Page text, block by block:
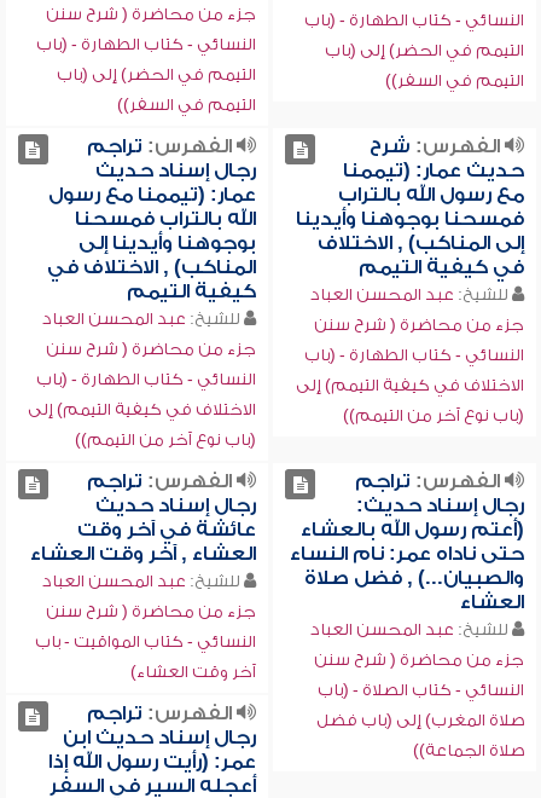
النسائي - كتاب الطهارة - (باب
التيمم في الحضر) إلى (باب
التيمم في السفر))
جزء من محاضرة ( شرح سنن
النسائي - كتاب الطهارة - (باب
التيمم في الحضر) إلى (باب
التيمم في السفر))
الفهرس: شرح
حديث عمار: (تيممنا
مع رسول الله بالتراب
فمسحنا بوجوهنا وأيدينا
إلى المناكب) , الاختلاف
في كيفية التيمم
للشيخ: عبد المحسن العباد
جزء من محاضرة ( شرح سنن
النسائي - كتاب الطهارة - (باب
الاختلاف في كيفية التيمم) إلى
(باب نوع آخر من التيمم))
الفهرس: تراجم
رجال إسناد حديث
عمار: (تيممنا مع رسول
الله بالتراب فمسحنا
بوجوهنا وأيدينا إلى
المناكب) , الاختلاف في
كيفية التيمم
للشيخ: عبد المحسن العباد
جزء من محاضرة ( شرح سنن
النسائي - كتاب الطهارة - (باب
الاختلاف في كيفية التيمم) إلى
(باب نوع آخر من التيمم))
الفهرس: تراجم
رجال إسناد حديث:
(أعتم رسول الله بالعشاء
حتى ناداه عمر: نام النساء
والصبيان...) , فضل صلاة
العشاء
للشيخ: عبد المحسن العباد
جزء من محاضرة ( شرح سنن
النسائي - كتاب الصلاة - (باب
صلاة المغرب) إلى (باب فضل
صلاة الجماعة))
الفهرس: تراجم
رجال إسناد حديث
عائشة في آخر وقت
العشاء , آخر وقت العشاء
للشيخ: عبد المحسن العباد
جزء من محاضرة ( شرح سنن
النسائي - كتاب المواقيت - باب
آخر وقت العشاء)
الفهرس: تراجم
رجال إسناد حديث ابن
عمر: (رأيت رسول الله إذا
أعجله السير في السفر